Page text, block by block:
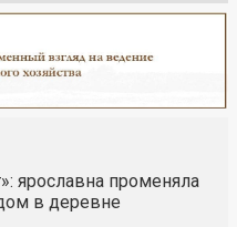
ярославна променяла
в деревне